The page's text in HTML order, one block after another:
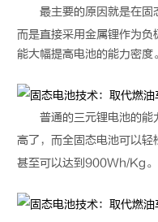
最主要的原因就是在固
而是直接采用金属锂作为
能大幅提高电池的能力密度。
普通的三元锂电池的
高了，而全固态电池可以轻
甚至可以达到900Wh/Kg。